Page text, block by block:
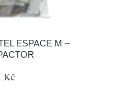
ESPACE M –
Kč